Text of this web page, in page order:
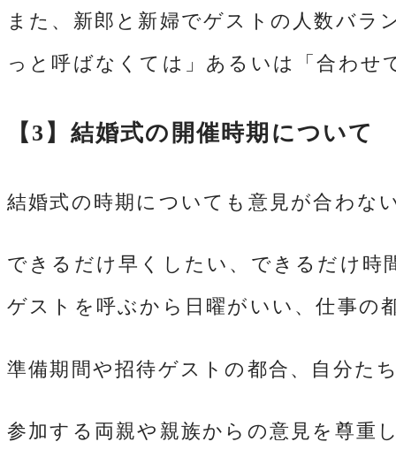
また、新郎と新婦でゲストの人数バラ
っと呼ばなくては」あるいは「合わ
【3】結婚式の開催時期について
結婚式の時期についても意見が合わな
できるだけ早くしたい、できるだけ時
ゲストを呼ぶから日曜がいい、仕事の
準備期間や招待ゲストの都合、自分た
参加する両親や親族からの意見を尊重